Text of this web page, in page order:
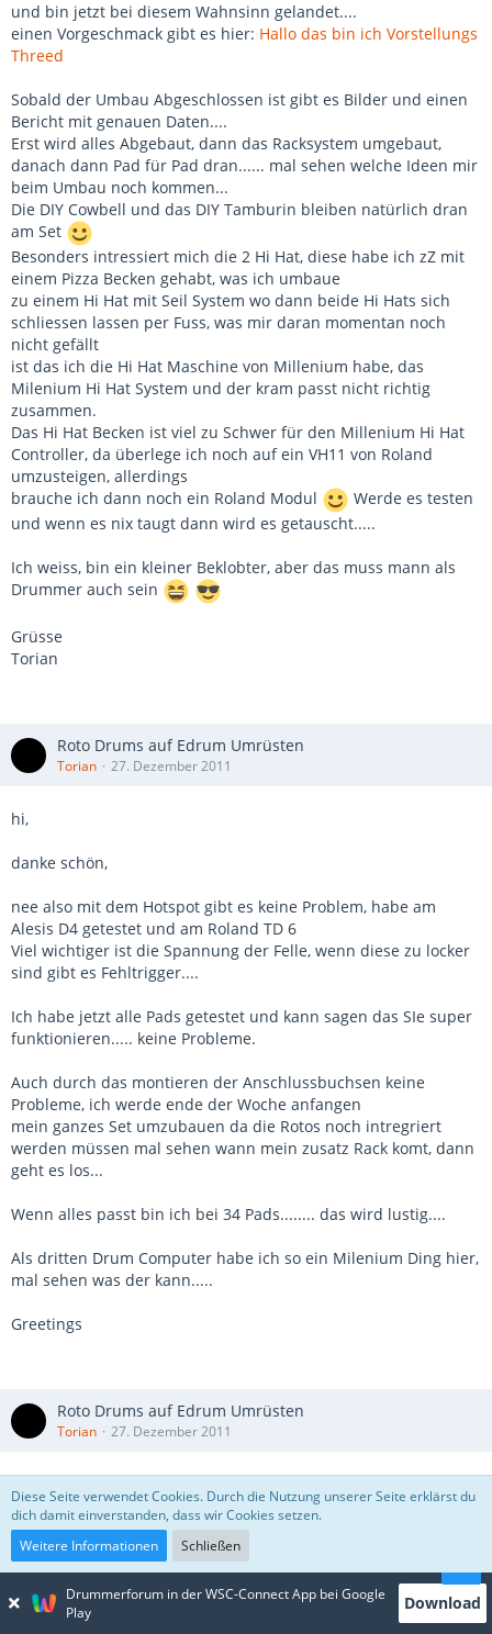
und bin jetzt bei diesem Wahnsinn gelandet....
einen Vorgeschmack gibt es hier: Hallo das bin ich Vorstellungs
Threed
Sobald der Umbau Abgeschlossen ist gibt es Bilder und einen
Bericht mit genauen Daten....
Erst wird alles Abgebaut, dann das Racksystem umgebaut,
danach dann Pad für Pad dran...... mal sehen welche Ideen mir
beim Umbau noch kommen...
Die DIY Cowbell und das DIY Tamburin bleiben natürlich dran
am Set
Besonders intressiert mich die 2 Hi Hat, diese habe ich zZ mit
einem Pizza Becken gehabt, was ich umbaue
zu einem Hi Hat mit Seil System wo dann beide Hi Hats sich
schliessen lassen per Fuss, was mir daran momentan noch
nicht gefällt
ist das ich die Hi Hat Maschine von Millenium habe, das
Milenium Hi Hat System und der kram passt nicht richtig
zusammen.
Das Hi Hat Becken ist viel zu Schwer für den Millenium Hi Hat
Controller, da überlege ich noch auf ein VH11 von Roland
umzusteigen, allerdings
brauche ich dann noch ein Roland Modul
Werde es testen
und wenn es nix taugt dann wird es getauscht.....
Ich weiss, bin ein kleiner Beklobter, aber das muss mann als
Drummer auch sein
Grüsse
Torian
Roto Drums auf Edrum Umrüsten
Torian 27. Dezember 2011
hi,
danke schön,
nee also mit dem Hotspot gibt es keine Problem, habe am
Alesis D4 getestet und am Roland TD 6
Viel wichtiger ist die Spannung der Felle, wenn diese zu locker
sind gibt es Fehltrigger....
Ich habe jetzt alle Pads getestet und kann sagen das SIe super
funktionieren..... keine Probleme.
Auch durch das montieren der Anschlussbuchsen keine
Probleme, ich werde ende der Woche anfangen
mein ganzes Set umzubauen da die Rotos noch intregriert
werden müssen mal sehen wann mein zusatz Rack komt, dann
geht es los...
Wenn alles passt bin ich bei 34 Pads........ das wird lustig....
Als dritten Drum Computer habe ich so ein Milenium Ding hier,
mal sehen was der kann.....
Greetings
Roto Drums auf Edrum Umrüsten
Torian 27. Dezember 2011
nun bin ich mit dem Umbau fertig.
Ich habe mir beim Grosse "T" ein komplett Set Roto Toms
bestellt ca 79 €
dazu passende Mesh Heads in 6" 8" und 10". ca 29 €
Drummerforum in der WSC-Connect App bei Google
Play
Download
Diese Seite verwendet Cookies. Durch die Nutzung unserer Seite erklärst du
dich damit einverstanden, dass wir Cookies setzen.
Weitere Informationen
Schließen